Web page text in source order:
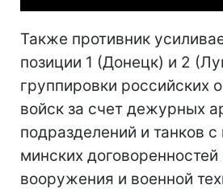
Также противник
позиции 1 (Донецк) и 2
группировки российских
войск за счет дежурных
подразделений и танков
минских договоренностей
вооружения и военной